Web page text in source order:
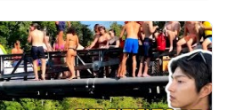
· · · 📩 비즈니스 문의 :
스타그램 : @gowayeverywhere